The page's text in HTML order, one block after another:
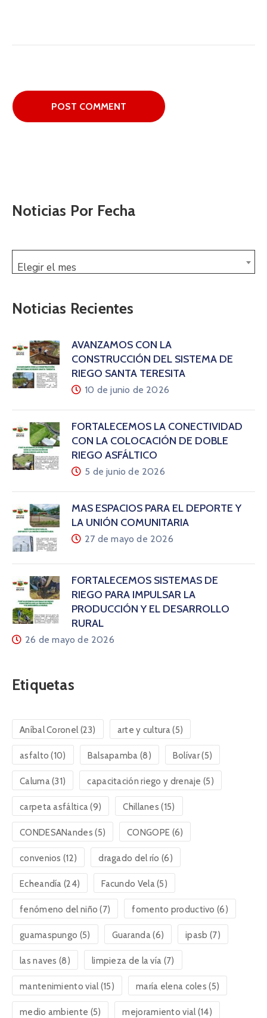
Noticias Por Fecha
Elegir el mes
Noticias Recientes
AVANZAMOS CON LA
CONSTRUCCIÓN DEL SISTEMA DE
RIEGO SANTA TERESITA
10 de junio de 2026
FORTALECEMOS LA CONECTIVIDAD
CON LA COLOCACIÓN DE DOBLE
RIEGO ASFÁLTICO
5 de junio de 2026
MÁS ESPACIOS PARA EL DEPORTE Y
LA UNIÓN COMUNITARIA
27 de mayo de 2026
FORTALECEMOS SISTEMAS DE
RIEGO PARA IMPULSAR LA
PRODUCCIÓN Y EL DESARROLLO
RURAL
26 de mayo de 2026
Etiquetas
Aníbal Coronel(23) arte y cultura(5)
asfalto (10) Balsapamba (8) Bolívar(5)
Caluma(31) capacitación riego y drenaje (5)
carpeta asfáltica(9) Chillanes (15)
CONDESANandes (5) CONGOPE (6)
convenios (12) dragado del río (6)
Echeandía (24) Facundo Vela(5)
fenómeno del niño (7) fomento productivo (6)
guamaspungo (5) Guaranda(6) ipasb (7)
las naves (8) limpieza de la vía (7)
mantenimiento vial(15) maría elena coles (5)
medio ambiente (5) mejoramiento vial(14)